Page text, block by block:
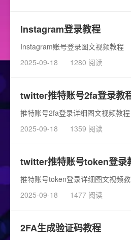
Instagram登录教程
Instagram账号登录图文视频教程
2025-09-18
1280 阅读
twitter推特账号2fa登录教
推特账号2fa登录详细图文视频教程
2025-09-18
1359 阅读
twitter推特账号token登录
推特账号token登录详细图文视频
2025-09-18
1477 阅读
2FA生成验证码教程